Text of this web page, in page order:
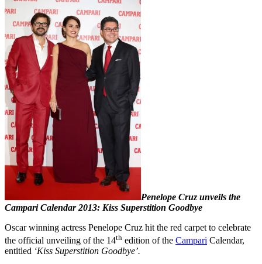
Penelope Cruz unveils the
Campari Calendar 2013: Kiss Superstition Goodbye
Oscar winning actress Penelope Cruz hit the red carpet to celebrate
the official unveiling of the 14th edition of the Campari Calendar,
entitled ‘Kiss Superstition Goodbye’.